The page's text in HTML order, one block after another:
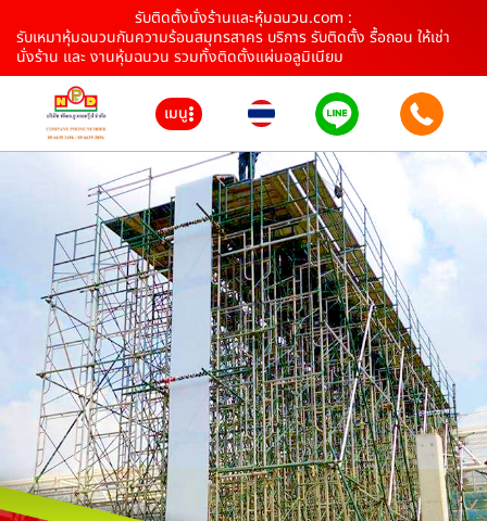
รับติดตั้งนั่งร้านและหุ้มฉนวน.com :
รับเหมาหุ้มฉนวนกันความร้อนสมุทรสาคร บริการ รับติดตั้ง รื้อถอน ให้เช่า
นั่งร้าน และ งานหุ้มฉนวน รวมทั้งติดตั้งแผ่นอลูมิเนียม
เมนู